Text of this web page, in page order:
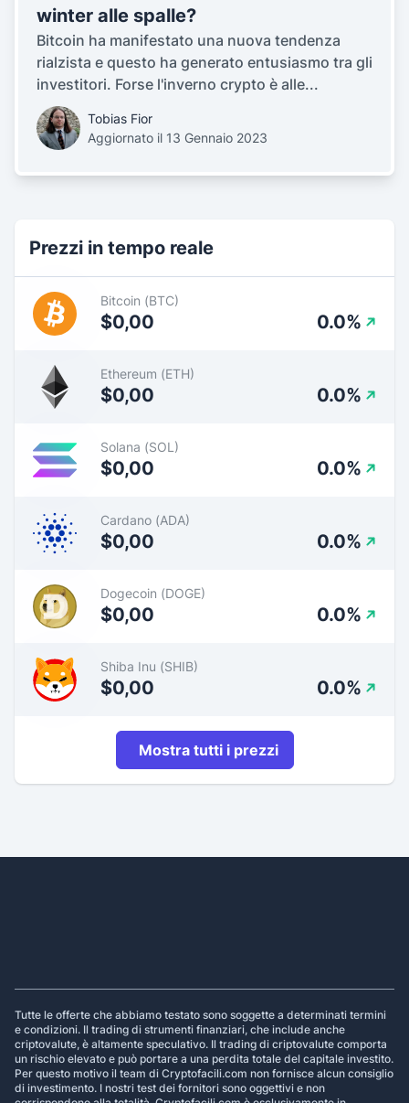
winter alle spalle?
Bitcoin ha manifestato una nuova tendenza
rialzista e questo ha generato entusiasmo tra gli
investitori. Forse l'inverno crypto è alle...
Tobias Fior
Aggiornato il 13 Gennaio 2023
Prezzi in tempo reale
Bitcoin (BTC)
$0,00 0.0%
Ethereum (ETH)
$0,00 0.0%
Solana (SOL)
$0,00 0.0%
Cardano (ADA)
$0,00 0.0%
Dogecoin (DOGE)
$0,00 0.0%
Shiba Inu (SHIB)
$0,00 0.0%
Mostra tutti i prezzi
Tutte le offerte che abbiamo testato sono soggette a determinati termini
e condizioni. Il trading di strumenti finanziari, che include anche
criptovalute, è altamente speculativo. Il trading di criptovalute comporta
un rischio elevato e può portare a una perdita totale del capitale investito.
Per questo motivo il team di Cryptofacili.com non fornisce alcun consiglio
di investimento. I nostri test dei fornitori sono oggettivi e non